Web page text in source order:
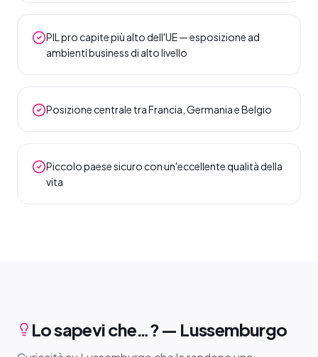
PIL pro capite più alto dell'UE — esposizione ad
ambienti business di alto livello
Posizione centrale tra Francia, Germania e Belgio
Piccolo paese sicuro con un'eccellente qualità della
vita
Lo sapevi che…? — Lussemburgo